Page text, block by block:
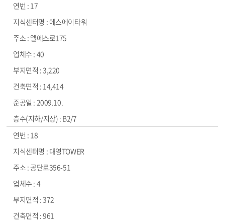
17
에스에이타워
엘에스로175
40
3,220
14,414
2009.10.
B2/7
18
대영TOWER
공단로356-51
4
372
961